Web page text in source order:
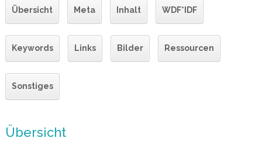
Übersicht Meta Inhalt WDF*IDF
Keywords Links Bilder Ressourcen
Sonstiges
Übersicht